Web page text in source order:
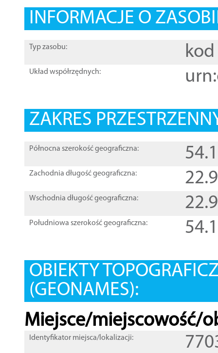
INFORMACJE O
Typ zasobu: kod
Układ współrzędnych:
ZAKRES
Północna szerokość geograficzna:
Zachodnia długość geograficzna:
Wschodnia długość geograficzna:
Południowa szerokość geograficzna:
OBIEKTY
(GEONAMES):
Miejsce/miejscowość/
Identyfikator miejsca/lokalizacji: